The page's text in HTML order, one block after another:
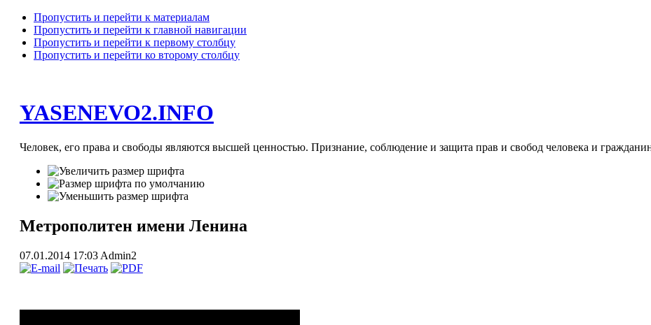
Пропустить и перейти к материалам
Пропустить и перейти к главной навигации
Пропустить и перейти к первому столбцу
Пропустить и перейти ко второму столбцу
YASENEVO2.INFO
Человек, его права и свободы являются высшей ценностью. Признание, соблюдение и защита прав и свобод человека и
Метрополитен имени Ленина
07.01.2014 17:03 Admin2